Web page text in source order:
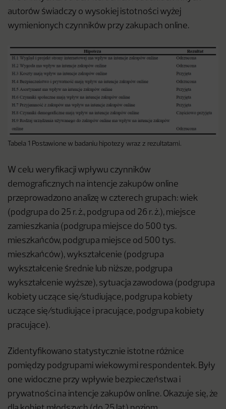
autorów świadczy o wysokiej istotności wyżej
wymienionych czynników przy zakupach online.
Tabela 1 Postawione w badaniu hipotezy wraz z rezultatami.
W celu weryfikacji wpływu czynników
demograficznych na intencje zakupów online
przeprowadzono analizę w czterech grupach: wiek
(podgrupa do 25 r. ż., podgrupa od 26 r. ż.), miejsce
zamieszkania (podgrupa miejsce do 500 tys.
mieszkańców, podgrupa miejsce od 500 tys.
mieszkańców), wykształcenie (podgrupa
wykształcenie średnie lub niższe, podgrupa
wykształcenie wyższe), sytuacja zawodowa (podgrupa
kobiety uczące się/studiujące, podgrupa kobiety
uczące się/studiujące i pracujące, podgrupa kobiety
pracujące).
Zidentyfikowano statystycznie istotne różnice
pomiędzy podgrupami wiekowymi respondentek. Były
one widoczne przy wpływie bezpieczeństwa i
prywatności na intencje zakupów online. Okazuje się, że